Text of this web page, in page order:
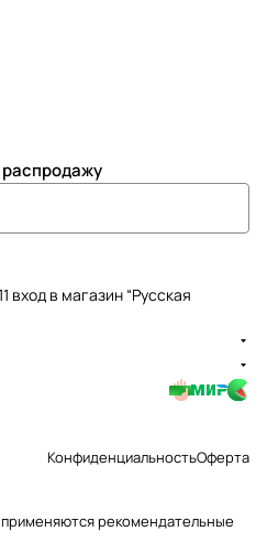
вход в магазин “Русская
КонфиденциальностьОферта
рекомендательные